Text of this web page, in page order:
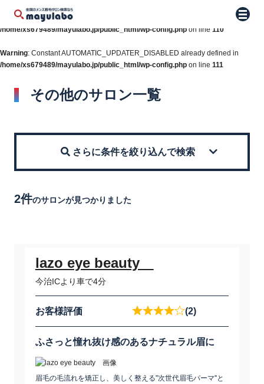
Warning: Constant WP_AUTO_UPDATE_CORE already defined in
/home/xs679489/mayulabo.jp/public_html/wp-config.php on line 110
Warning: Constant AUTOMATIC_UPDATER_DISABLED already defined in
/home/xs679489/mayulabo.jp/public_html/wp-config.php on line 111
メニ
その他のサロン一覧
さらに条件を絞り込んで検索
2件のサロンが見つかりました
lazo eye beauty
今治ICより車で4分
お客様評価 (2)
ふさっと憧れ抜け感のあるナチュラル眉に
眉毛の毛流れを矯正し、美しく整える"次世代眉毛パーマ''と